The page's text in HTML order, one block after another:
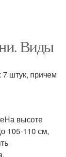
Виды
7 штук, причем
высоте
105-110 см,